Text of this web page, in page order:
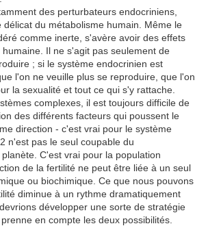
des perturbateurs endocriniens,
délicat du métabolisme humain. Même le
comme inerte, s'avère avoir des effets
Il ne s'agit pas seulement de
; si le système endocrinien est
l'on ne veuille plus se reproduire, que l'on
la sexualité et tout ce qui s'y rattache.
complexes, il est toujours difficile de
des différents facteurs qui poussent le
direction - c'est vrai pour le système
n'est pas le seul coupable du
C'est vrai pour la population
de la fertilité ne peut être liée à un seul
ou biochimique. Ce que nous pouvons
diminue à un rythme dramatiquement
développer une sorte de stratégie
en compte les deux possibilités.